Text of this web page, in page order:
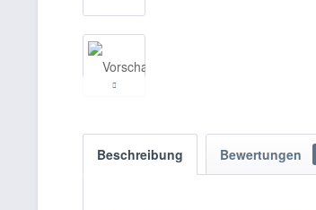
Beschreibung Bewertungen